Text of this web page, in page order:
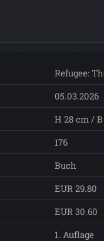
Refugee:
05.03.2026
H 28 cm /
176
Buch
EUR 29.80
EUR 30.60
1. Auflage